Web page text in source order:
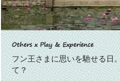
Others x Play & Experience
フン王さまに思いを馳せる日
て？